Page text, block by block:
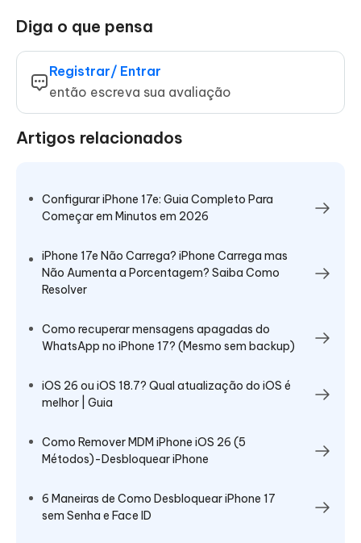
Diga o que pensa
Registrar/ Entrar
então escreva sua avaliação
Artigos relacionados
Configurar iPhone 17e: Guia Completo Para
Começar em Minutos em 2026
iPhone 17e Não Carrega? iPhone Carrega mas
Não Aumenta a Porcentagem? Saiba Como
Resolver
Como recuperar mensagens apagadas do
WhatsApp no iPhone 17? (Mesmo sem backup)
iOS 26 ou iOS 18.7? Qual atualização do iOS é
melhor | Guia
Como Remover MDM iPhone iOS 26 (5
Métodos)-Desbloquear iPhone
6 Maneiras de Como Desbloquear iPhone 17
sem Senha e Face ID